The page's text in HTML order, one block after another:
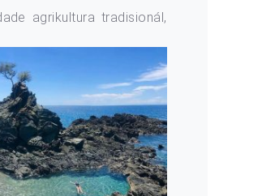
agrikultura tradisionál,